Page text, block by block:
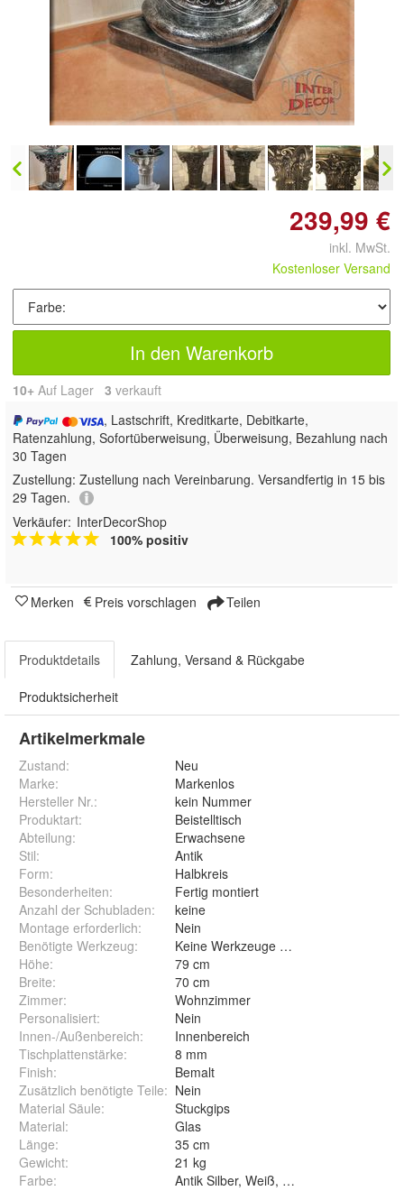
Doppelt antippen zum
vergrößern
239,99 €
inkl. MwSt.
Kostenloser Versand
In den Warenkorb
10+ Auf Lager 3 verkauft
, Lastschrift, Kreditkarte, Debitkarte,
Ratenzahlung, Sofortüberweisung, Überweisung, Bezahlung nach
30 Tagen
Zustellung: Zustellung nach Vereinbarung. Versandfertig in 15 bis
29 Tagen.
Verkäufer: InterDecorShop
100% positiv
Merken Preis vorschlagen Teilen
Produktdetails Zahlung, Versand & Rückgabe
Produktsicherheit
Artikelmerkmale
Zustand:
Neu
Marke:
Markenlos
Hersteller Nr.:
kein Nummer
Produktart:
Beistelltisch
Abteilung:
Erwachsene
Stil:
Antik
Form:
Halbkreis
Besonderheiten:
Fertig montiert
Anzahl der Schubladen:
keine
Montage erforderlich:
Nein
Benötigte Werkzeug:
Keine Werkzeuge benötigt
Höhe:
79 cm
Breite:
70 cm
Zimmer:
Wohnzimmer
Personalisiert:
Nein
Innen-/Außenbereich:
Innenbereich
Tischplattenstärke:
8 mm
Finish:
Bemalt
Zusätzlich benötigte Teile: Nein
Material Säule:
Stuckgips
Material:
Glas
Länge:
35 cm
Gewicht:
21 kg
Farbe: